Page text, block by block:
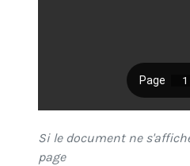
Si le document ne
page